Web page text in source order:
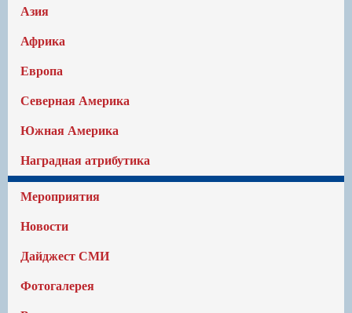
Азия
Африка
Европа
Северная Америка
Южная Америка
Наградная атрибутика
Мероприятия
Новости
Дайджест СМИ
Фотогалерея